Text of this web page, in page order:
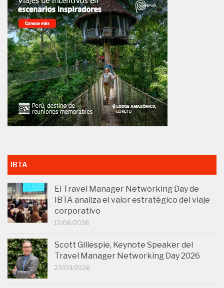
IBTA
El Travel Manager Networking Day de
IBTA analiza el valor estratégico del viaje
corporativo
12/06/2026
Scott Gillespie, Keynote Speaker del
Travel Manager Networking Day 2026
23/04/2026